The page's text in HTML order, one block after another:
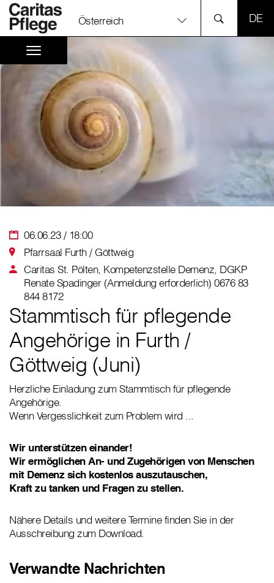
Österreich
06.06.23 / 18:00
Pfarrsaal Furth / Göttweig
Caritas St. Pölten, Kompetenzstelle Demenz, DGKP
Renate Spadinger (Anmeldung erforderlich) 0676 83
844 8172
Stammtisch für pflegende
Angehörige in Furth /
Göttweig (Juni)
Herzliche Einladung zum Stammtisch für pflegende
Angehörige.
Wenn Vergesslichkeit zum Problem wird ...
Wir unterstützen einander!
Wir ermöglichen An- und Zugehörigen von Menschen
mit Demenz sich kostenlos auszutauschen,
Kraft zu tanken und Fragen zu stellen.
Nähere Details und weitere Termine finden Sie in der
Ausschreibung zum Download.
Verwandte Nachrichten